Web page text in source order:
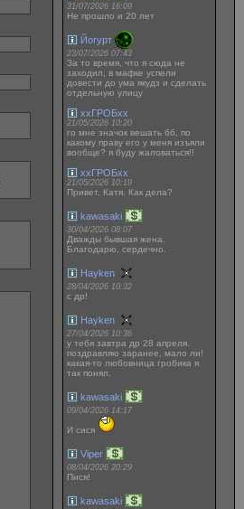
31/07/2026 16:09
Не прошло и 20 лет
Йогурт
23/07/2026 07:43
За то время, что я сюда не
заходил, в мафке успели
довести до ума якудз и сделать
отдельную улицу
ххГРОБхх
21/05/2026 10:20
го мне значок вешать бб, по
какому праву его у меня изъяли
вообще? я буду жаловаться!!
ххГРОБхх
21/05/2026 10:19
Привет, Катя. Как дела?
kawasaki
30/04/2026 08:07
Дважды бывшая жена.
Благодарю, сердечно.
Hayken
28/04/2026 10:32
с др!
Hayken
27/04/2026 10:36
у тебя завтра др 28 апреля.
поздравляю заранее, мало ли!
какая-то любовница гробика я
так понял.
kawasaki
09/04/2026 14:17
И сися
Viper
08/04/2026 20:29
Пися!
kawasaki